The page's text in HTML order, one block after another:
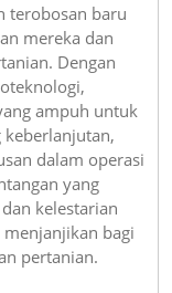
terobosan baru
mereka dan
Dengan
ampuh untuk
dalam operasi
yang
kelestarian
bagi
pertanian.